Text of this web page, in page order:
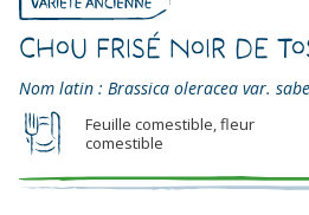
Chou Frisé Noir de
Nom latin : Brassica oleracea var.
Feuille comestible, fleur
comestible